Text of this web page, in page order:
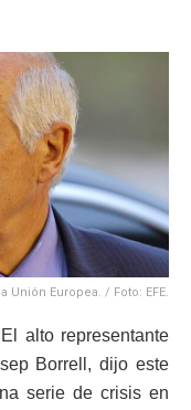
Europea. / Foto: EFE.
alto representante
Borrell, dijo este
serie de crisis en